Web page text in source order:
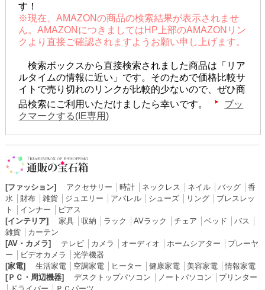
す！
※現在、AMAZONの商品の検索結果が表示されませ
ん。AMAZONにつきましてはHP上部のAMAZONリン
クより直接ご確認されますようお願い申し上げます。
検索ボックスから直接検索されました商品は「リア
ルタイムの情報に近い」です。そのためで価格比較サ
イトで売り切れのリンクが比較的少ないので、ぜひ商
品検索にご利用いただけましたら幸いです。
ブッ
クマークする(IE専用)
[ファッション] アクセサリー 時計│ ネックレス ネイル│ バッグ│ 香
水
財布│ 雑貨│ ジュエリー アパレル│ シューズ│ リング│ ブレスレッ
ト
インナー
ピアス
[インテリア]
家具│ 収納 ラック AVラック チェア ベッド バス
雑貨│ カーテン
[AV・カメラ]
テレビ│ カメラ オーディオ ホームシアター
プレーヤ
ー
ビデオカメラ
光学機器
[家電]
生活家電│ 空調家電│ ヒーター 健康家電│ 美容家電│情報家電
[ＰＣ・周辺機器]
デスクトップパソコン ノートパソコン
プリンター